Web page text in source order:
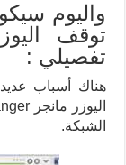
واليوم
توقف
تفصيلي :
هناك أسباب
الشبكة.